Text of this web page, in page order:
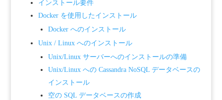
インストール要件
Docker を使用したインストール
Docker へのインストール
Unix / Linux へのインストール
Unix/Linux サーバーへのインストールの準備
Unix/Linux への Cassandra NoSQL データベースの
インストール
空の SQL データベースの作成